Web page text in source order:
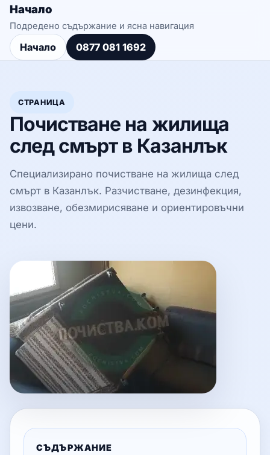
Начало
Подредено съдържание и ясна навигация
Начало 0877 081 1692
СТРАНИЦА
Почистване на жилища
след смърт в Казанлък
Специализирано почистване на жилища след
смърт в Казанлък. Разчистване, дезинфекция,
извозване, обезмирисяване и ориентировъчни
цени.
СЪДЪРЖАНИЕ